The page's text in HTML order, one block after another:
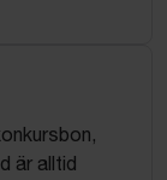
är alltid